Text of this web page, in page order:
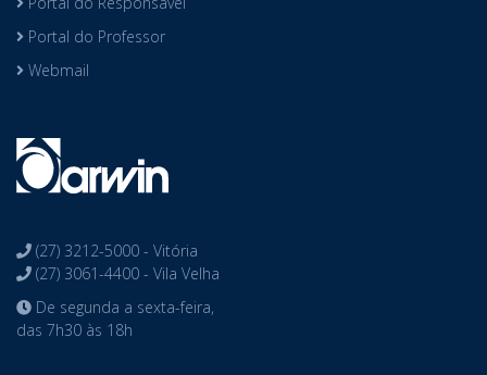
Portal do Professor
Webmail
(27) 3212-5000 - Vitória
(27) 3061-4400 - Vila Velha
De segunda a sexta-feira,
das 7h30 às 18h